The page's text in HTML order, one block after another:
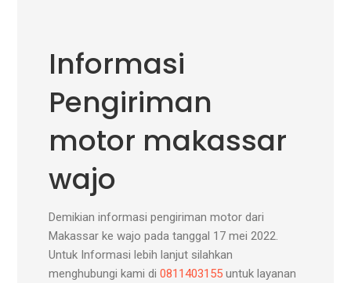
Informasi
Pengiriman
motor makassar
wajo
Demikian informasi pengiriman motor dari
Makassar ke wajo pada tanggal 17 mei 2022.
Untuk Informasi lebih lanjut silahkan
menghubungi kami di0811403155 untuk layanan